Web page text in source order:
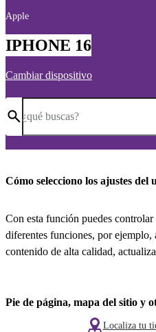
Apple
IPHONE 16
Cambiar dispositivo
¿qué buscas?
Cómo selecciono los ajustes del
Con esta función puedes
diferentes funciones, por ejemplo,
contenido de alta calidad,
Pie de página, mapa del sitio y
Localiza tu